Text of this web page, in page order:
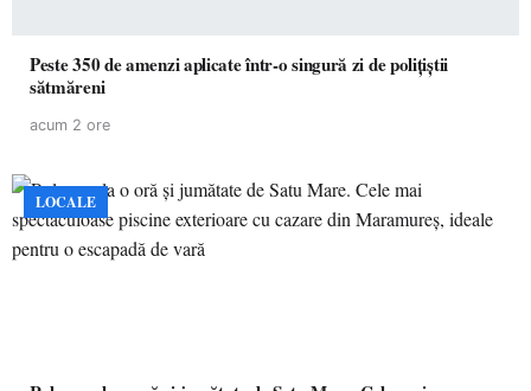
Peste 350 de amenzi aplicate într-o singură zi de polițiștii
sătmăreni
acum 2 ore
LOCALE